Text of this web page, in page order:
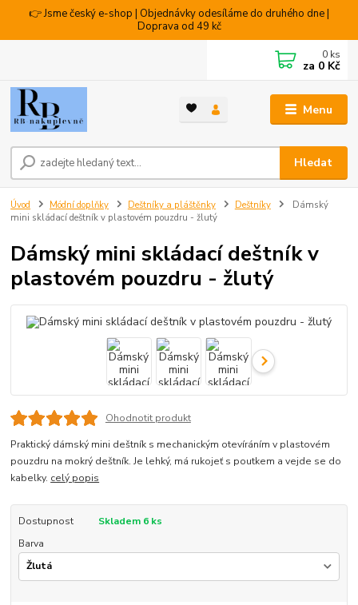
👉 Jsme český e-shop | Objednávky odesíláme do druhého dne |
Doprava od 49 kč
Menu
Hledat
0 ks
za 0 Kč
Úvod Módní doplňky Deštníky a pláštěnky Deštníky
Dámský
mini skládací deštník v plastovém pouzdru - žlutý
Dámský mini skládací deštník v
plastovém pouzdru - žlutý
Ohodnotit produkt
Praktický dámský mini deštník s mechanickým otevíráním v plastovém
pouzdru na mokrý deštník. Je lehký, má rukojeť s poutkem a vejde se do
kabelky. celý popis
Dostupnost
Skladem 6 ks
Barva